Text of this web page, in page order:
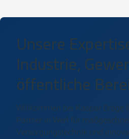
Unsere
Industrie,
öffentliche
Willkommen bei Kaspar Dröge
Partner in Werl für
Versorgungstechnik und